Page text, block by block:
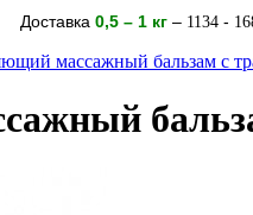
Доставка 0,5 – 1 кг – 1134 -
массажный бальзам с